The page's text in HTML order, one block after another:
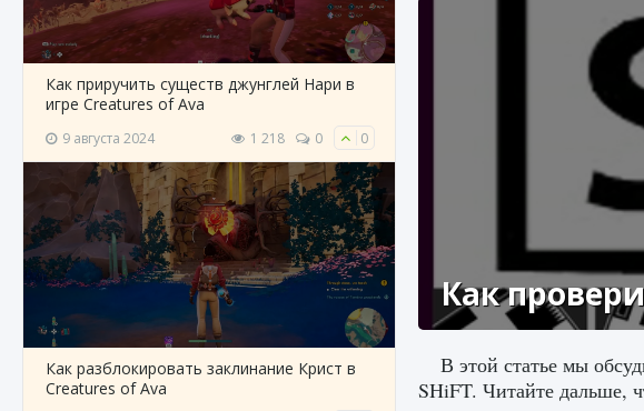
Как приручить существ джунглей Нари в
игре Creatures of Ava
9 августа 2024 1 218 0 0
Как разблокировать заклинание Крист в
Creatures of Ava
Как
В этой статье мы
SHiFT. Читайте дальше,